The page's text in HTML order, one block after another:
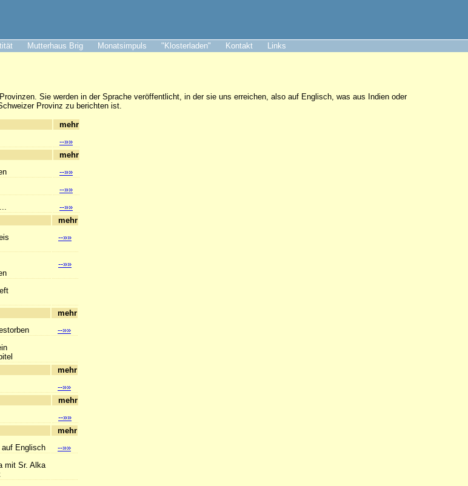
Mutterhaus Brig Monatsimpuls "Klosterladen" Kontakt Links
Sie werden in der Sprache veröffentlicht, in der sie uns erreichen, also auf Englisch, was aus Indien oder
Provinz zu berichten ist.
mehr
--»»
mehr
--»»
--»»
--»»
mehr
--»»
--»»
mehr
--»»
mehr
--»»
mehr
--»»
mehr
Englisch
--»»
mit Sr. Alka